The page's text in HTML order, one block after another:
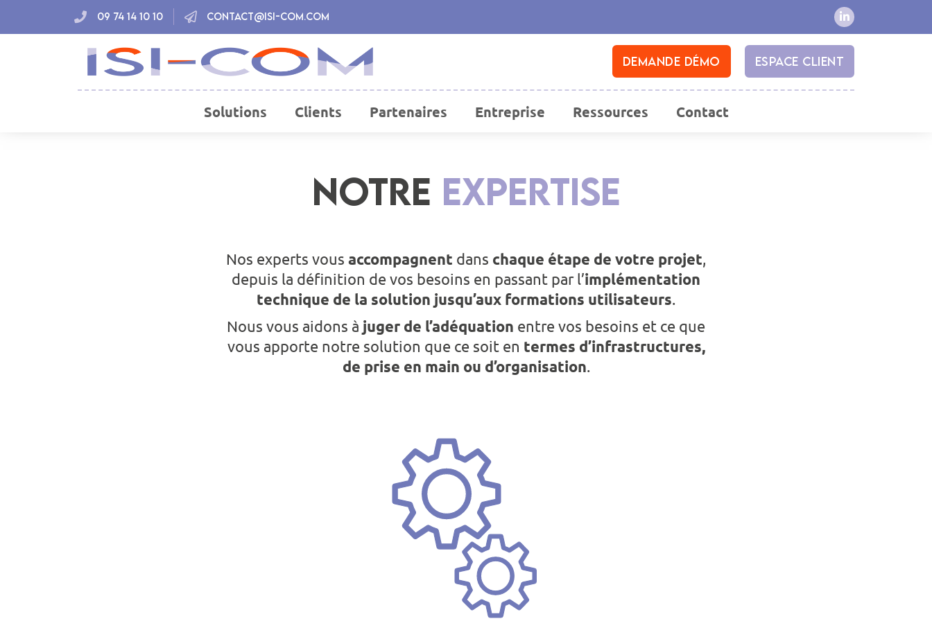
09 74 14 10 10 contact@isi-com.com
Demande démo Espace client
Solutions Clients Partenaires Entreprise Ressources Contact
NOTRE EXPERTISE
Nos experts vous accompagnent dans chaque étape de votre projet,
depuis la définition de vos besoins en passant par l’implémentation
technique de la solution jusqu’aux formations utilisateurs.
Nous vous aidons à juger de l’adéquation entre vos besoins et ce que
vous apporte notre solution que ce soit en termes d’infrastructures,
de prise en main ou d’organisation.